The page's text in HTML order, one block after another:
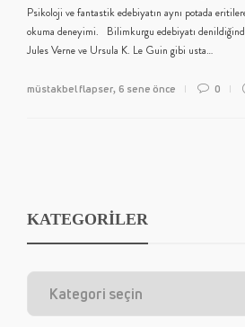
Psikoloji ve fantastik edebiyatın aynı potada
okuma deneyimi. Bilimkurgu edebiyatı
Jules Verne ve Ursula K. Le Guin gibi usta…
müstakbel flapser, 6 sene önce 0
KATEGORİLER